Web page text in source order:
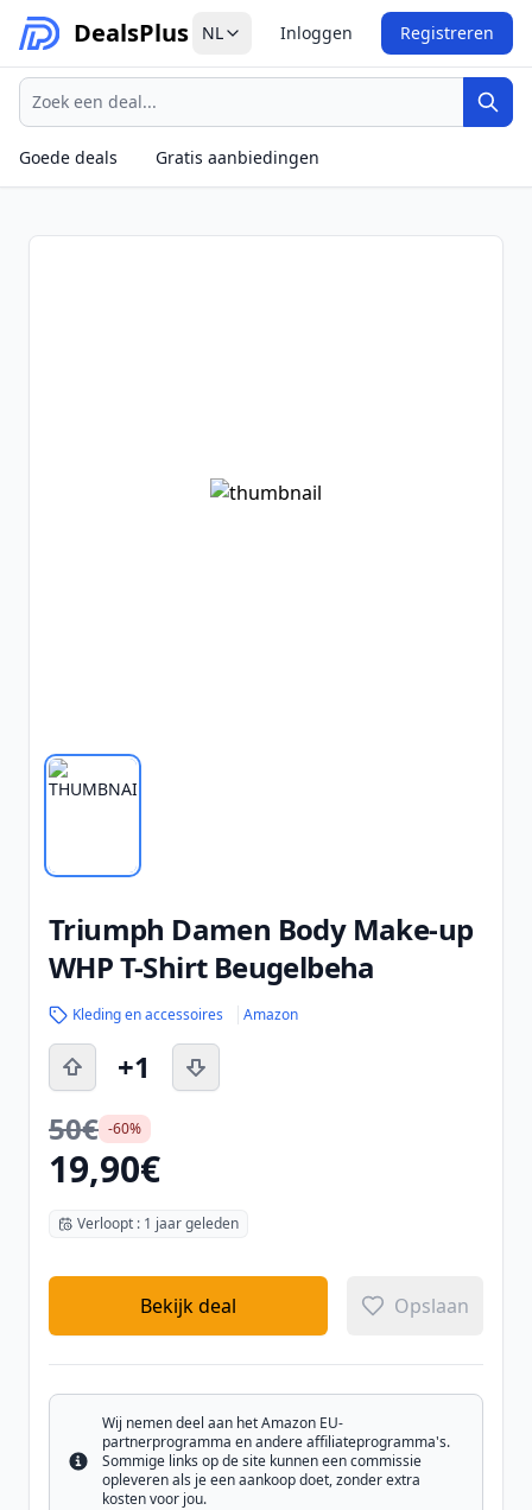
DealsPlus NL Inloggen Registreren
Zoeken
Goede deals
Gratis aanbiedingen
Triumph Damen Body Make-up
WHP T-Shirt Beugelbeha
Kleding en accessoires Amazon
+1
50€ -60%
19,90€
Verloopt : 1 jaar geleden
Bekijk deal Opslaan
Info
Wij nemen deel aan het Amazon EU-
partnerprogramma en andere affiliateprogramma's.
Sommige links op de site kunnen een commissie
opleveren als je een aankoop doet, zonder extra
kosten voor jou.